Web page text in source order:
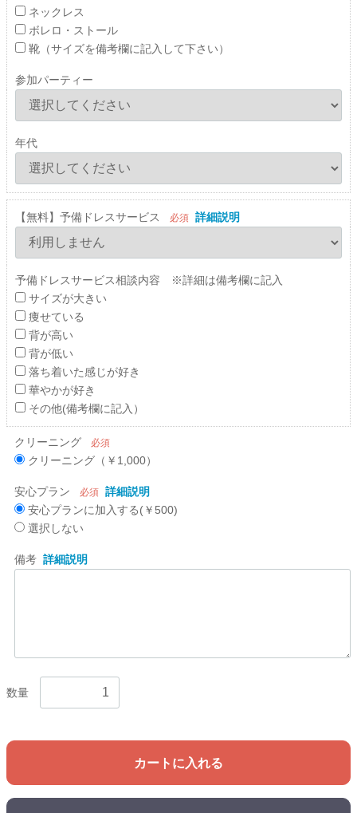
ネックレス
ボレロ・ストール
靴（サイズを備考欄に記入して下さい）
参加パーティー
年代
【無料】予備ドレスサービス 必須 詳細説明
予備ドレスサービス相談内容 ※詳細は備考欄に記入
サイズが大きい
痩せている
背が高い
背が低い
落ち着いた感じが好き
華やかが好き
その他(備考欄に記入）
クリーニング 必須
クリーニング（￥1,000）
安心プラン 必須 詳細説明
安心プランに加入する(￥500)
選択しない
備考 詳細説明
数量
カートに入れる